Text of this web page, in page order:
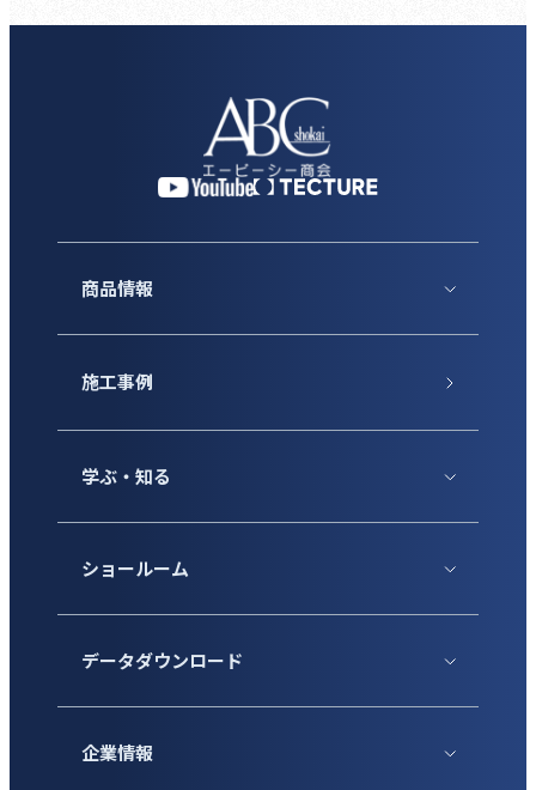
商品情報
施工事例
学ぶ・知る
ショールーム
データダウンロード
企業情報